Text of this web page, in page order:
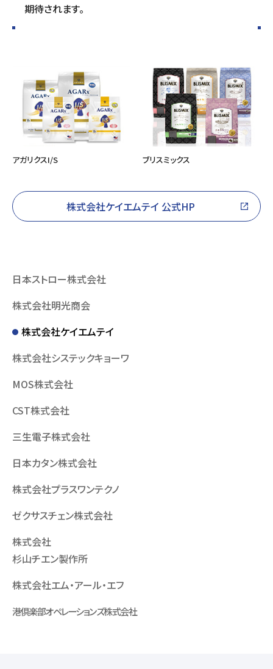
期待されます。
アガリクスI/S ブリスミックス
株式会社ケイエムテイ 公式HP
日本ストロー株式会社
株式会社明光商会
株式会社ケイエムテイ
株式会社システックキョーワ
MOS株式会社
CST株式会社
三生電子株式会社
日本カタン株式会社
株式会社プラスワンテクノ
ゼクサスチェン株式会社
株式会社
杉山チエン製作所
株式会社エム・アール・エフ
港倶楽部オペレーションズ株式会社